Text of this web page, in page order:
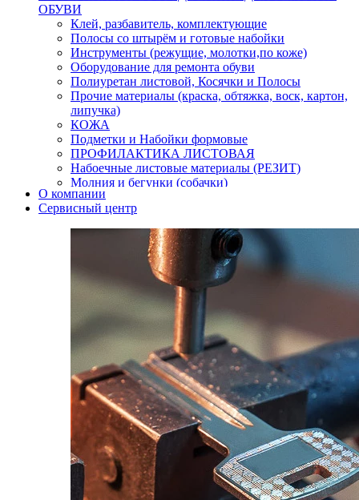
ОБУВИ
Клей, разбавитель, комплектующие
Полосы со штырём и готовые набойки
Инструменты (режущие, молотки,по коже)
Оборудование для ремонта обуви
Полиуретан листовой, Косячки и Полосы
Прочие материалы (краска, обтяжка, воск, картон,
липучка)
КОЖА
Подметки и Набойки формовые
ПРОФИЛАКТИКА ЛИСТОВАЯ
Набоечные листовые материалы (РЕЗИТ)
Молния и бегунки (собачки)
Нитки,иглы-шило,крючки.
Уход и косметика для обуви
Кнопки (магнитые,кобурные)
Пряжки для ремня
О компании
Сервисный центр